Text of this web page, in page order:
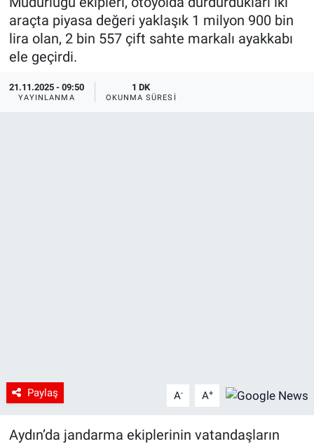
araçta piyasa değeri yaklaşık 1 milyon 900 bin
lira olan, 2 bin 557 çift sahte markalı ayakkabı
ele geçirdi.
21.11.2025 - 09:50
YAYINLANMA
1 DK
OKUNMA SÜRESI
Paylaş A- A+
Aydın’da jandarma ekiplerinin vatandaşların